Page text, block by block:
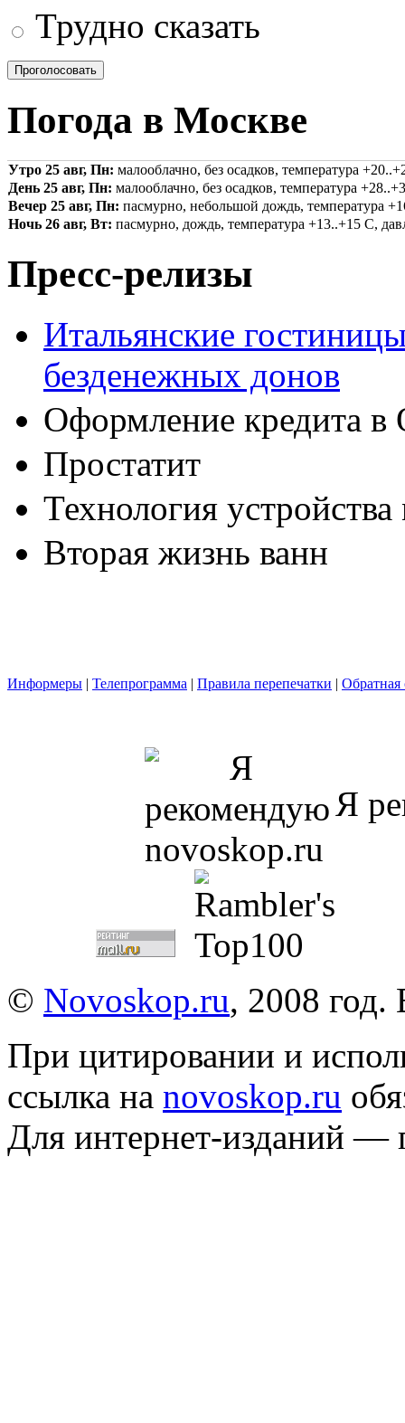
Трудно сказать
Погода в Москве
Утро 25 авг, Пн: малооблачно, без осадков, температура
День 25 авг, Пн: малооблачно, без осадков, температура
Вечер 25 авг, Пн: пасмурно, небольшой дождь, температура
Ночь 26 авг, Вт: пасмурно, дождь, температура +13..+15 С,
Пресс-релизы
Итальянские
безденежных донов
Оформление кредита в
Простатит
Технология
Вторая жизнь ванн
Информеры | Телепрограмма | Правила перепечатки | Обратная
Я
© Novoskop.ru, 2008
При цитировании и
ссылка на novoskop.ru
Для интернет-изданий —